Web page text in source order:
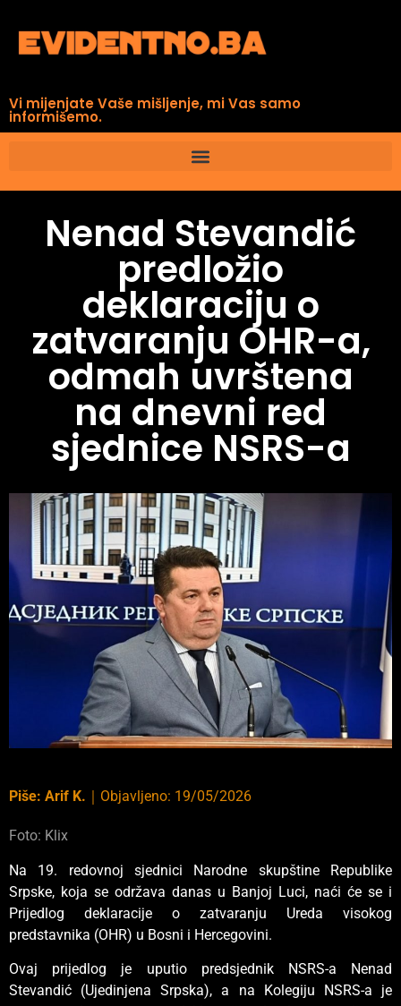
Vi mijenjate Vaše mišljenje, mi Vas samo
informišemo.
Nenad Stevandić
predložio
deklaraciju o
zatvaranju OHR-a,
odmah uvrštena
na dnevni red
sjednice NSRS-a
Piše: Arif K. Objavljeno: 19/05/2026
Foto: Klix
Na 19. redovnoj sjednici Narodne skupštine Republike
Srpske, koja se održava danas u Banjoj Luci, naći će se i
Prijedlog deklaracije o zatvaranju Ureda visokog
predstavnika (OHR) u Bosni i Hercegovini.
Ovaj prijedlog je uputio predsjednik NSRS-a Nenad
Stevandić (Ujedinjena Srpska), a na Kolegiju NSRS-a je